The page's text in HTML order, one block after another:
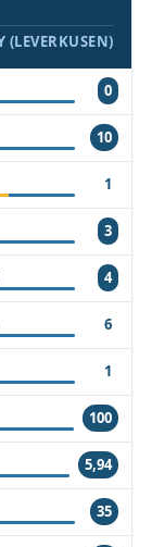
(LEVERKUSEN)
0
10
1
3
4
6
1
100
5,94
35